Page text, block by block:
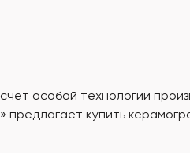
особой технологии
предлагает купить